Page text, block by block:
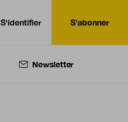
S'identifier S'abonner
Newsletter